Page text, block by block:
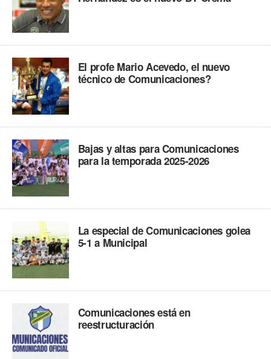
El profe Mario Acevedo, el nuevo
técnico de Comunicaciones?
Bajas y altas para Comunicaciones
para la temporada 2025-2026
La especial de Comunicaciones golea
5-1 a Municipal
Comunicaciones está en
reestructuración